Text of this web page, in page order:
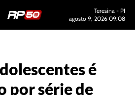
Teresina - PI
agosto 9, 2026 09:08
é
por série de